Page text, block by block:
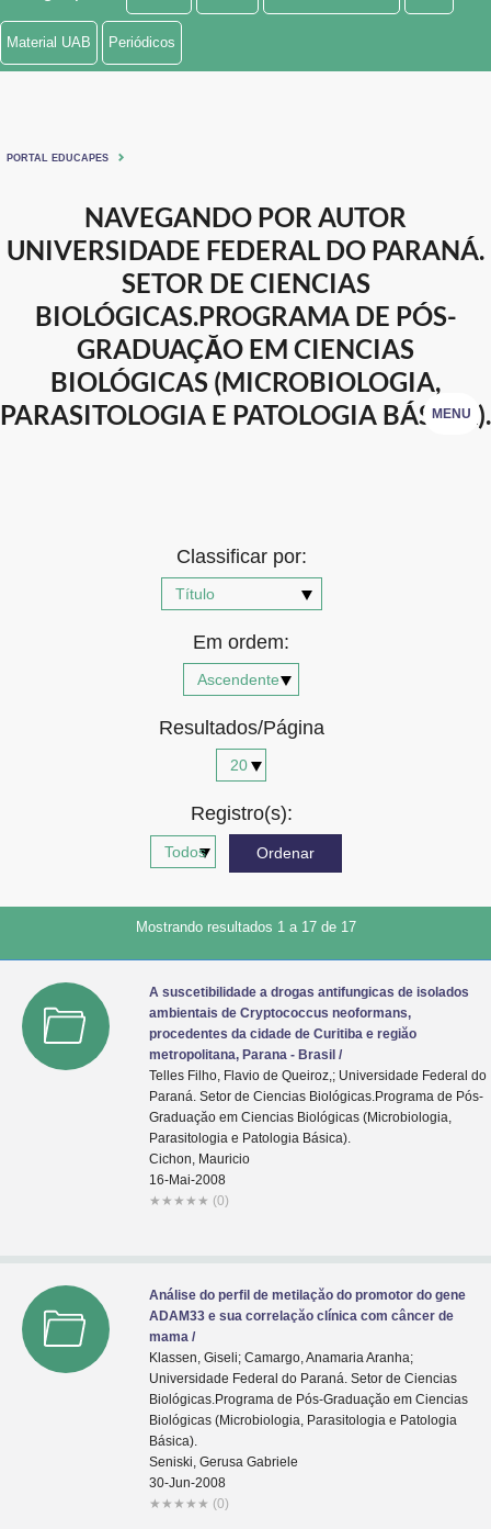
Ministério de Minas e Energia
Ministério do Desenvolvimento Regional
Controladoria-Geral da União
Ministério da Mulher, da Família e dos Direitos Humanos
Secretaria de Governo MENU
Material UAB Periódicos
PORTAL EDUCAPES
NAVEGANDO POR AUTOR
UNIVERSIDADE FEDERAL DO PARANÁ.
SETOR DE CIENCIAS
BIOLÓGICAS.PROGRAMA DE PÓS-
GRADUAÇĂO EM CIENCIAS
BIOLÓGICAS (MICROBIOLOGIA,
PARASITOLOGIA E PATOLOGIA BÁSICA).
Classificar por:
Em ordem:
Resultados/Página
Registro(s):
Mostrando resultados 1 a 17 de 17
A suscetibilidade a drogas antifungicas de isolados
ambientais de Cryptococcus neoformans,
procedentes da cidade de Curitiba e regiăo
metropolitana, Parana - Brasil /
Telles Filho, Flavio de Queiroz,; Universidade Federal do
Paraná. Setor de Ciencias Biológicas.Programa de Pós-
Graduaçăo em Ciencias Biológicas (Microbiologia,
Parasitologia e Patologia Básica).
Cichon, Mauricio
16-Mai-2008
★ ★ ★ ★ ★ (0)
Análise do perfil de metilaçăo do promotor do gene
ADAM33 e sua correlaçăo clínica com câncer de
mama /
Klassen, Giseli; Camargo, Anamaria Aranha;
Universidade Federal do Paraná. Setor de Ciencias
Biológicas.Programa de Pós-Graduaçăo em Ciencias
Biológicas (Microbiologia, Parasitologia e Patologia
Básica).
Seniski, Gerusa Gabriele
30-Jun-2008
★ ★ ★ ★ ★ (0)